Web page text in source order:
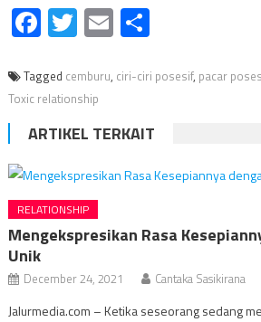
Facebook
Twitter
EmailShare
Tagged cemburu, ciri-ciri posesif, pacar
Toxic relationship
ARTIKEL TERKAIT
RELATIONSHIP
Mengekspresikan Rasa
Unik
December 24, 2021 Cantaka Sasikirana
Jalurmedia.com – Ketika seseorang sedang